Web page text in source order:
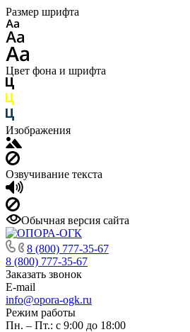
Размер шрифта
Цвет фона и шрифта
Изображения
Озвучивание текста
Обычная версия сайта
8 (800) 777-35-67
8 (800) 777-35-67
Заказать звонок
E-mail
info@opora-ogk.ru
Режим работы
Пн. – Пт.: с 9:00 до 18:00